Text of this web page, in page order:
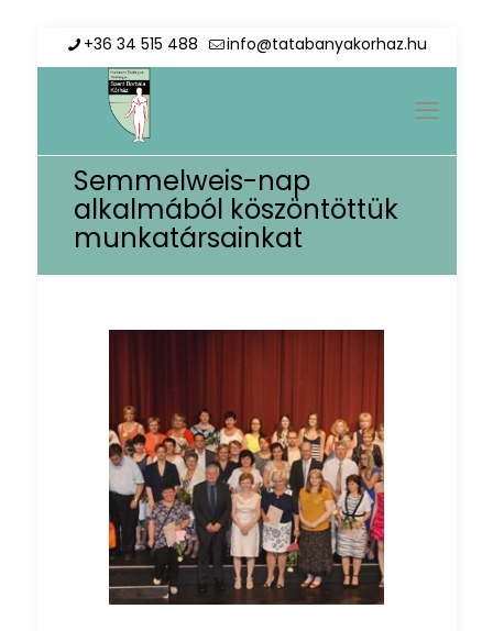
+36 34 515 488 info@tatabanyakorhaz.hu
Semmelweis-nap
alkalmából köszöntöttük
munkatársainkat